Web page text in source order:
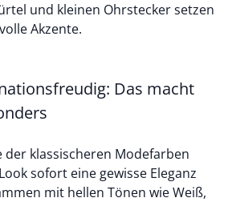
und kleinen Ohrstecker setzen
Akzente.
Das macht
der klassischeren Modefarben
sofort eine gewisse Eleganz
mit hellen Tönen wie Weiß,